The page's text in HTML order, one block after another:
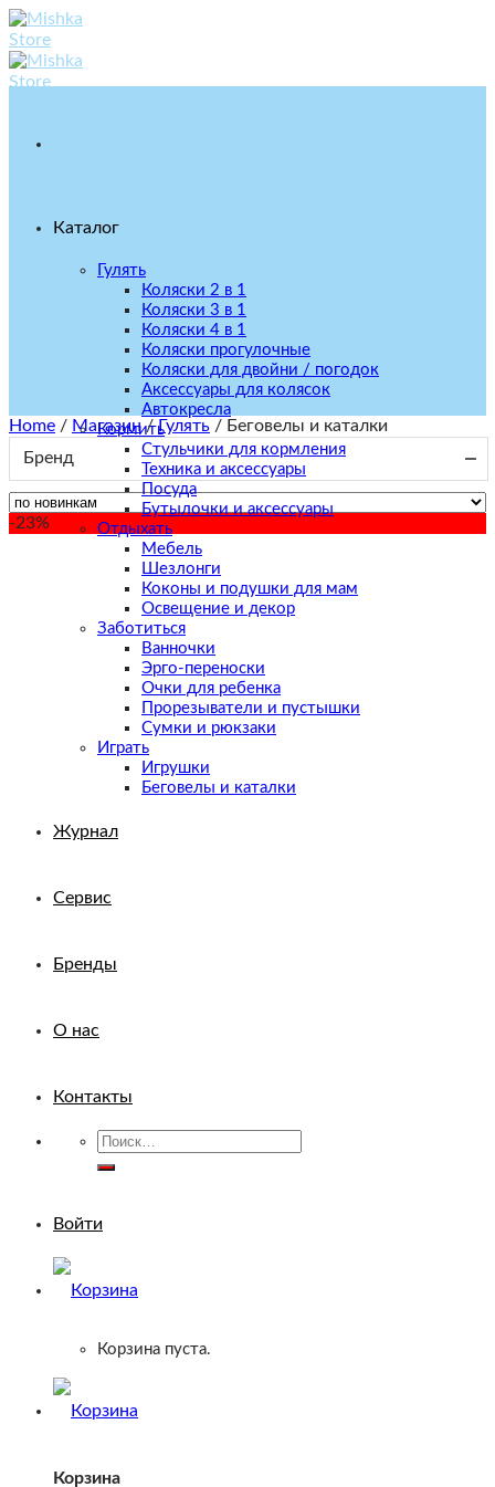
Skip
to
content
Каталог
Гулять
Коляски 2 в 1
Коляски 3 в 1
Коляски 4 в 1
Коляски прогулочные
Коляски для двойни / погодок
Аксессуары для колясок
Автокресла
Кормить
Стульчики для кормления
Техника и аксессуары
Посуда
Бутылочки и аксессуары
Отдыхать
Мебель
Шезлонги
Коконы и подушки для мам
Освещение и декор
Заботиться
Ванночки
Эрго-переноски
Очки для ребенка
Прорезыватели и пустышки
Сумки и рюкзаки
Играть
Игрушки
Беговелы и каталки
Журнал
Сервис
Бренды
О нас
Контакты
Искать:
Войти
Корзина пуста.
Корзина
Home / Магазин / Гулять / Беговелы и каталки
Бренд
-23%